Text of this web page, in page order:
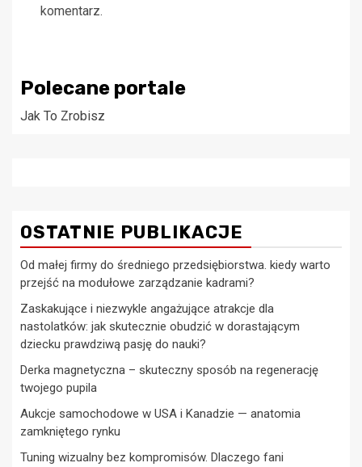
komentarz.
Polecane portale
Jak To Zrobisz
OSTATNIE PUBLIKACJE
Od małej firmy do średniego przedsiębiorstwa. kiedy warto
przejść na modułowe zarządzanie kadrami?
Zaskakujące i niezwykle angażujące atrakcje dla
nastolatków: jak skutecznie obudzić w dorastającym
dziecku prawdziwą pasję do nauki?
Derka magnetyczna – skuteczny sposób na regenerację
twojego pupila
Aukcje samochodowe w USA i Kanadzie — anatomia
zamkniętego rynku
Tuning wizualny bez kompromisów. Dlaczego fani